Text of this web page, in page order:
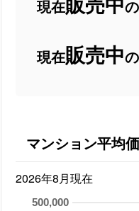
現在
現在販売中
マンション平均
2026年8月現在
500,000